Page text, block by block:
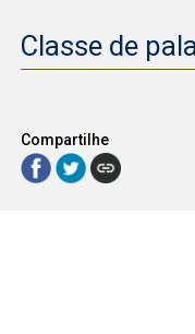
Classe de
Compartilhe